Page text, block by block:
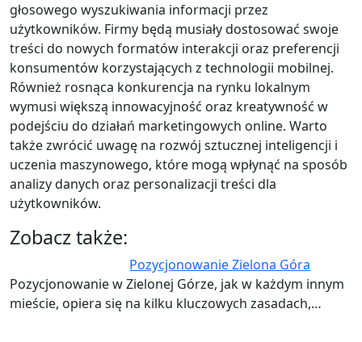
głosowego wyszukiwania informacji przez
użytkowników. Firmy będą musiały dostosować swoje
treści do nowych formatów interakcji oraz preferencji
konsumentów korzystających z technologii mobilnej.
Również rosnąca konkurencja na rynku lokalnym
wymusi większą innowacyjność oraz kreatywność w
podejściu do działań marketingowych online. Warto
także zwrócić uwagę na rozwój sztucznej inteligencji i
uczenia maszynowego, które mogą wpłynąć na sposób
analizy danych oraz personalizacji treści dla
użytkowników.
Zobacz także:
Pozycjonowanie Zielona Góra
Pozycjonowanie w Zielonej Górze, jak w każdym innym
mieście, opiera się na kilku kluczowych zasadach,…